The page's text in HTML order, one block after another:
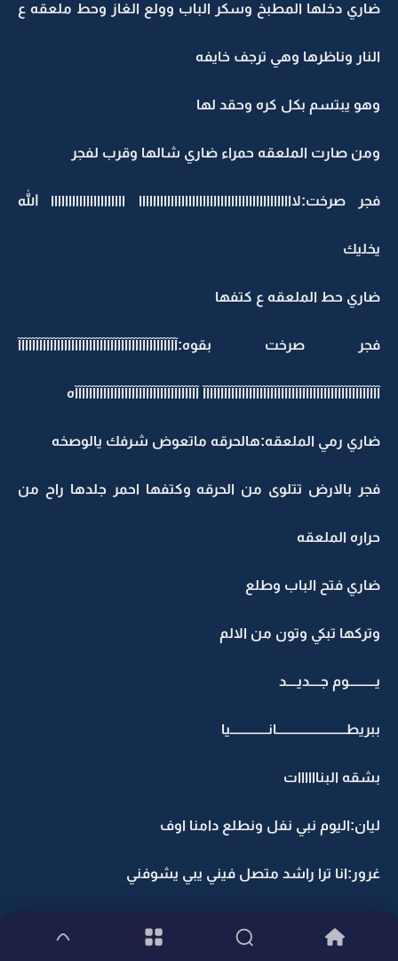
ضاري دخلها المطبخ وسكر الباب وولع الغاز وحط ملعقه ع
النار وناظرها وهي ترجف خايفه
وهو يبتسم بكل كره وحقد لها
ومن صارت الملعقه حمراء ضاري شالها وقرب لفجر
فجر صرخت:لاااااااااااااااااااااااااااااااااااااااااااا ااااااااااااااااااااا الله
يخليك
ضاري حط الملعقه ع كتفها
فجر صرخت بقوه:آآآآآآآآآآآآآآآآآآآآآآآآآآآآآآآآآآآآآآآآآآآآآ
آآآآآآآآآآآآآآآآآآآآآآآآآآآآآآآآآآآآآآآآآآآآآآآآآآ آآآآآآآآآآآآآآآآآآآآآآآآآآآآآآآآآآآه
ضاري رمي الملعقه:هالحرقه ماتعوض شرفك يالوصخه
فجر بالارض تتلوى من الحرقه وكتفها احمر جلدها راح من
حراره الملعقه
ضاري فتح الباب وطلع
وتركها تبكي وتون من الالم
يــــــــــوم جــــديــــد
ببريطــــــــــــــــــــــــــانــــــــــــــيا
بشقه البناااااات
ليان:اليوم نبي نفل ونطلع دامنا اوف
غرور:انا ترا راشد متصل فيني يبي يشوفني